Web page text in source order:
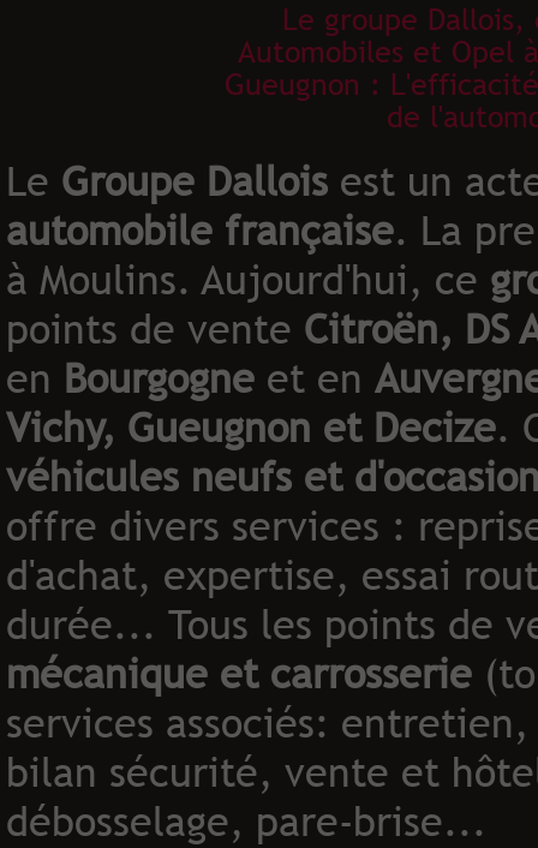
Le groupe Dallois,
Automobiles et Opel
Gueugnon :
de
Le Groupe Dallois est un
automobile française. La
à Moulins. Aujourd'hui, ce
points de vente Citroën, DS
en Bourgogne et en
Vichy, Gueugnon et Decize.
véhicules neufs et
offre divers services :
d'achat, expertise, essai
durée... Tous les points de
mécanique et carrosserie
services associés:
bilan sécurité, vente et
débosselage, pare-brise...